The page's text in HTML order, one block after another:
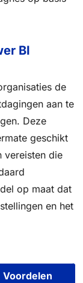
BI
de
aan te
Deze
geschikt
vereisten die
op maat dat
en het
Voordelen